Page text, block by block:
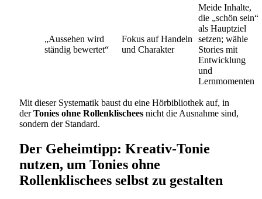
„Aussehen wird
ständig bewertet“
Fokus auf Handeln
und Charakter
Meide Inhalte,
die „schön sein“
als Hauptziel
setzen; wähle
Stories mit
Entwicklung
und
Lernmomenten
Mit dieser Systematik baust du eine Hörbibliothek auf, in
derTonies ohne Rollenklischees nicht die Ausnahme sind,
sondern der Standard.
Der Geheimtipp: Kreativ-Tonie
nutzen, um Tonies ohne
Rollenklischees selbst zu gestalten